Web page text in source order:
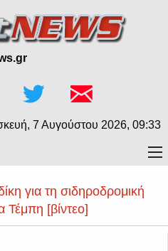
7 Αυγούστου 2026, 09:33
για τη σιδηροδρομική
Τέμπη [βίντεο]